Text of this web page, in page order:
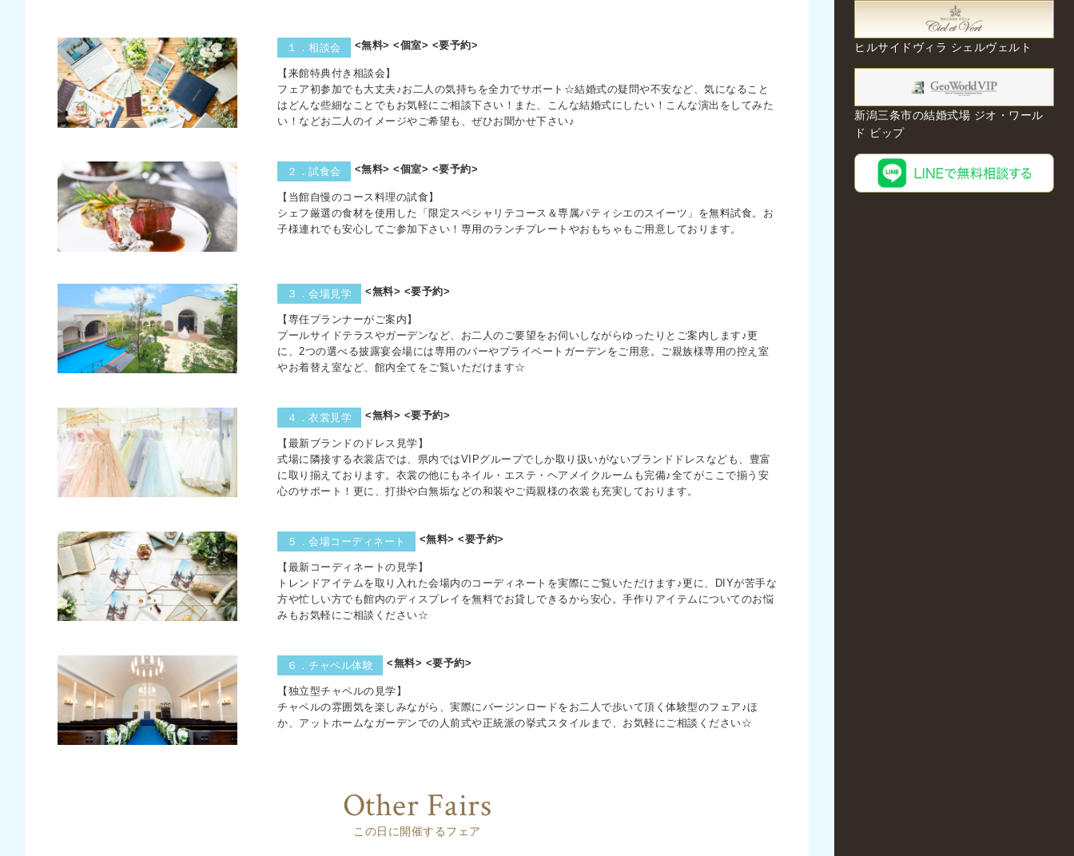
１．相談会 <無料> <個室> <要予約>
【来館特典付き相談会】
フェア初参加でも大丈夫♪お二人の気持ちを全力でサポート☆結婚式の疑問や不安など、気になること
はどんな些細なことでもお気軽にご相談下さい！また、こんな結婚式にしたい！こんな演出をしてみた
い！などお二人のイメージやご希望も、ぜひお聞かせ下さい♪
２．試食会 <無料> <個室> <要予約>
【当館自慢のコース料理の試食】
シェフ厳選の食材を使用した「限定スペシャリテコース＆専属パティシエのスイーツ」を無料試食。お
子様連れでも安心してご参加下さい！専用のランチプレートやおもちゃもご用意しております。
３．会場見学 <無料> <要予約>
【専任プランナーがご案内】
プールサイドテラスやガーデンなど、お二人のご要望をお伺いしながらゆったりとご案内します♪更
に、2つの選べる披露宴会場には専用のバーやプライベートガーデンをご用意。ご親族様専用の控え室
やお着替え室など、館内全てをご覧いただけます☆
４．衣裳見学 <無料> <要予約>
【最新ブランドのドレス見学】
式場に隣接する衣裳店では、県内ではVIPグループでしか取り扱いがないブランドドレスなども、豊富
に取り揃えております。衣裳の他にもネイル・エステ・ヘアメイクルームも完備♪全てがここで揃う安
心のサポート！更に、打掛や白無垢などの和装やご両親様の衣裳も充実しております。
５．会場コーディネート <無料> <要予約>
【最新コーディネートの見学】
トレンドアイテムを取り入れた会場内のコーディネートを実際にご覧いただけます♪更に、DIYが苦手な
方や忙しい方でも館内のディスプレイを無料でお貸しできるから安心。手作りアイテムについてのお悩
みもお気軽にご相談ください☆
６．チャペル体験 <無料> <要予約>
【独立型チャペルの見学】
チャペルの雰囲気を楽しみながら、実際にバージンロードをお二人で歩いて頂く体験型のフェア♪ほ
か、アットホームなガーデンでの人前式や正統派の挙式スタイルまで、お気軽にご相談ください☆
Other Fairs
この日に開催するフェア
ヒルサイドヴィラ シェルヴェルト
新潟三条市の結婚式場 ジオ・ワール
ド ビップ